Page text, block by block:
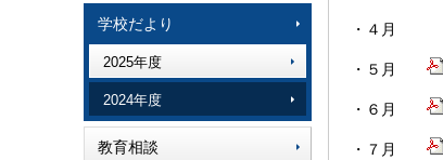
学校だより
2025年度
2024年度
教育相談
・４月
・５月
・６月
・７月